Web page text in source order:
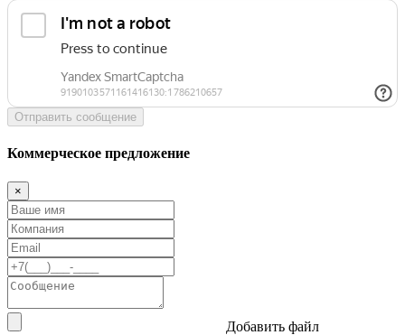
Отправить сообщение
Коммерческое предложение
×
Добавить файл